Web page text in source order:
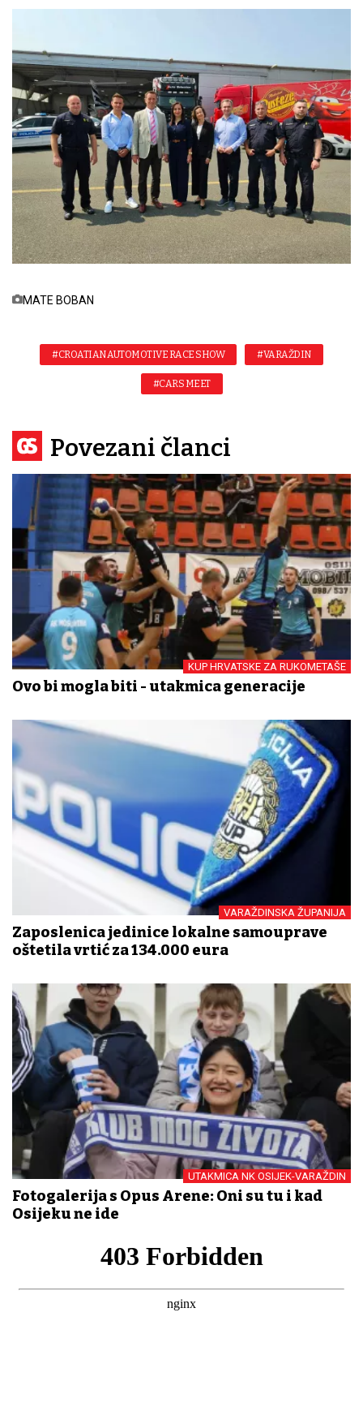
MATE BOBAN
#CROATIAN AUTOMOTIVE RACE SHOW #VARAŽDIN
#CARS MEET
Povezani članci
KUP HRVATSKE ZA RUKOMETAŠE
Ovo bi mogla biti - utakmica generacije
VARAŽDINSKA ŽUPANIJA
Zaposlenica jedinice lokalne samouprave
oštetila vrtić za 134.000 eura
UTAKMICA NK OSIJEK-VARAŽDIN
Fotogalerija s Opus Arene: Oni su tu i kad
Osijeku ne ide